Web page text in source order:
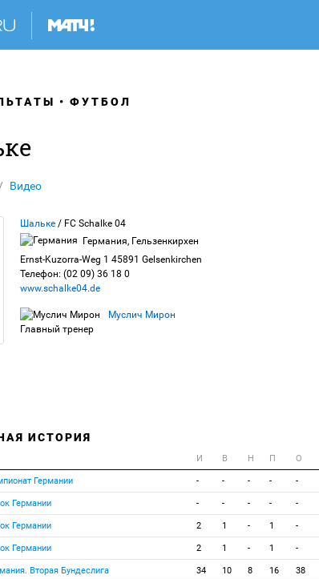
ФУТБОЛ
Видео
Шальке / FC Schalke 04
Германия, Гельзенкирхен
Ernst-Kuzorra-Weg 1 45891 Gelsenkirchen
Телефон: (02 09) 36 18 0
www.schalke04.de
Муслич Мирон
Главный тренер
ИСТОРИЯ
И В Н П О
Германии - - - - -
Германии - - - - -
Германии 2 1 - 1 -
Германии 2 1 - 1 -
Вторая Бундеслига 34 10 8 16 38